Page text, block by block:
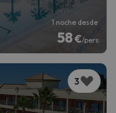
1 noche desde
58€/pers.
3